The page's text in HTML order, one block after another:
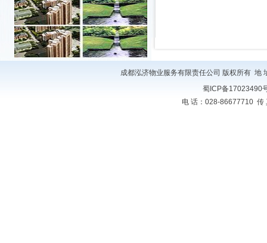
成都泓济物业服务有限责任公司 版权所有
蜀ICP备17023490
电 话：028-86677710 传